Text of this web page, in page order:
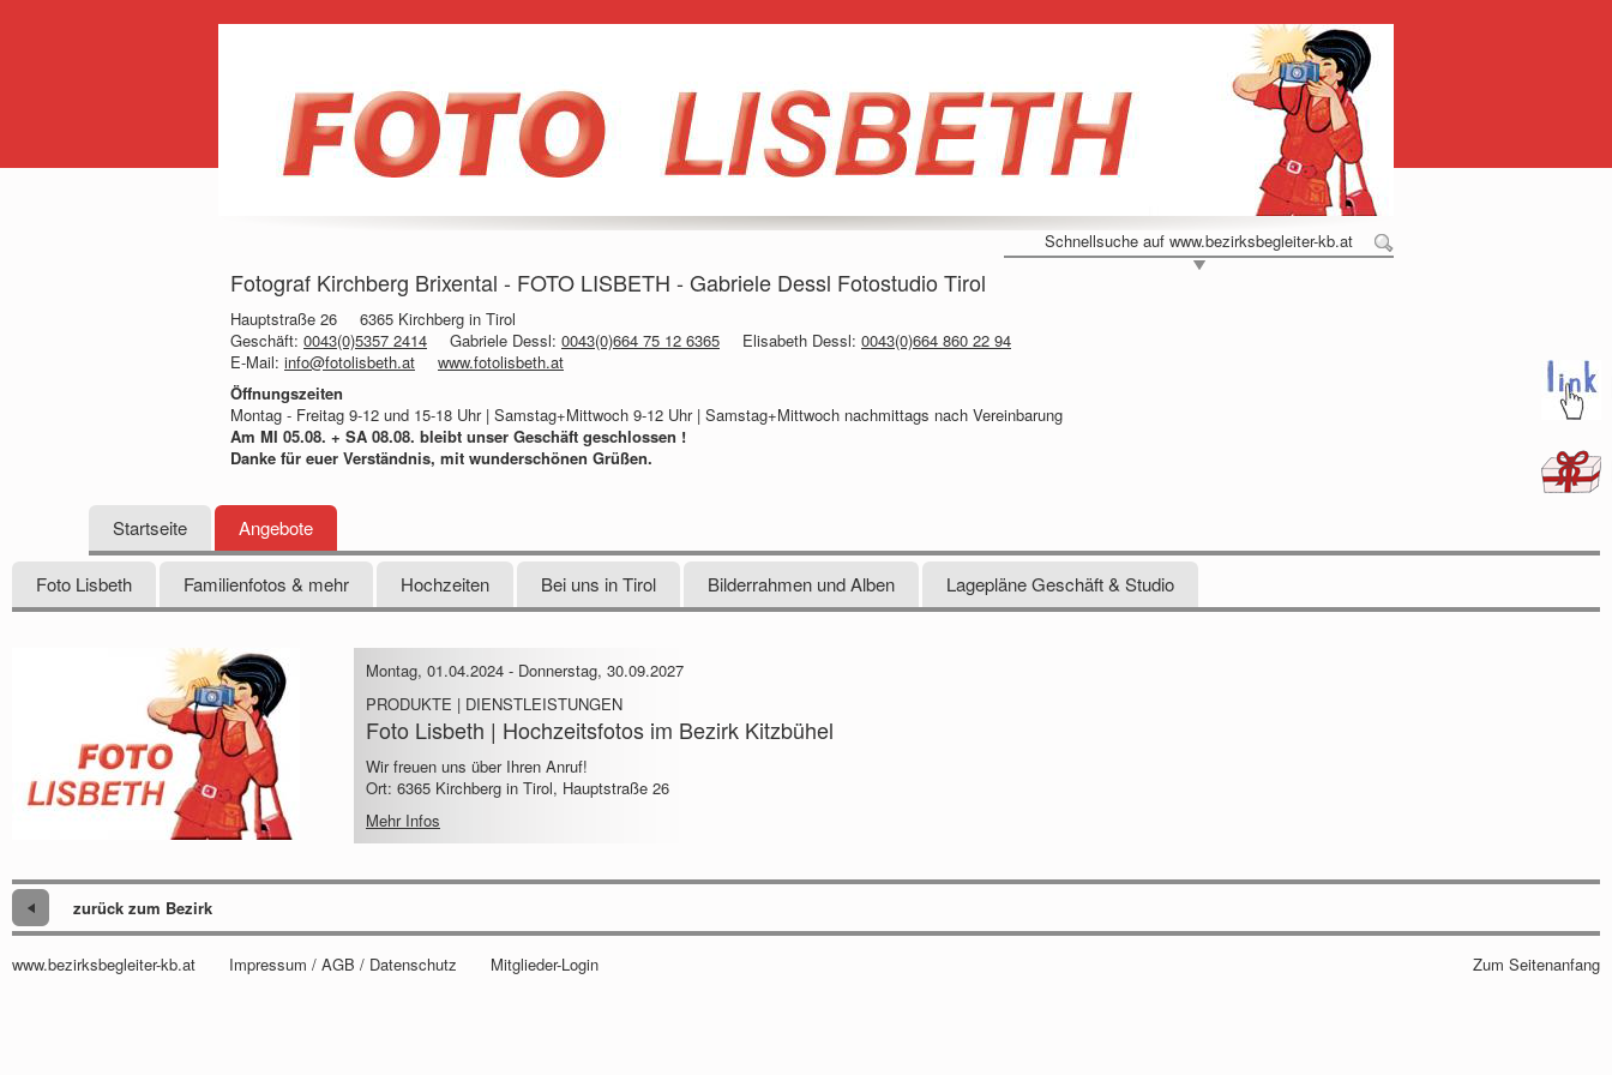
Schnellsuche auf www.bezirksbegleiter-kb.at
Fotograf Kirchberg Brixental - FOTO LISBETH - Gabriele Dessl Fotostudio Tirol
Hauptstraße 26
6365 Kirchberg in Tirol
Geschäft: 0043(0)5357 2414 Gabriele Dessl: 0043(0)664 75 12 6365 Elisabeth Dessl: 0043(0)664 860 22 94
E-Mail: info@fotolisbeth.at
www.fotolisbeth.at
Öffnungszeiten
Montag - Freitag 9-12 und 15-18 Uhr | Samstag+Mittwoch 9-12 Uhr | Samstag+Mittwoch nachmittags nach Vereinbarung
Am MI 05.08. + SA 08.08. bleibt unser Geschäft geschlossen !
Danke für euer Verständnis, mit wunderschönen Grüßen.
Startseite Angebote
Foto Lisbeth Familienfotos & mehr Hochzeiten Bei uns in Tirol Bilderrahmen und Alben Lagepläne Geschäft & Studio
Montag, 01.04.2024 - Donnerstag, 30.09.2027
PRODUKTE | DIENSTLEISTUNGEN
Foto Lisbeth | Hochzeitsfotos im Bezirk Kitzbühel
Wir freuen uns über Ihren Anruf!
Ort: 6365 Kirchberg in Tirol, Hauptstraße 26
Mehr Infos
zurück zum Bezirk
www.bezirksbegleiter-kb.at Impressum / AGB / Datenschutz Mitglieder-Login Zum Seitenanfang